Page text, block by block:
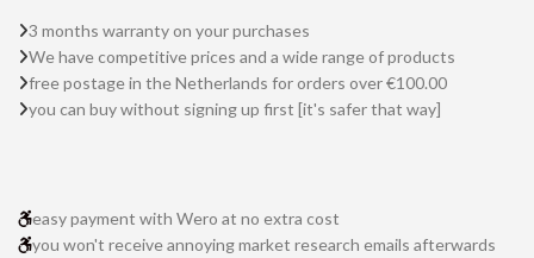
3 months warranty on your purchases
We have competitive prices and a wide range of products
free postage in the Netherlands for orders over €100.00
you can buy without signing up first [it's safer that way]
easy payment with Wero at no extra cost
you won't receive annoying market research emails afterwards